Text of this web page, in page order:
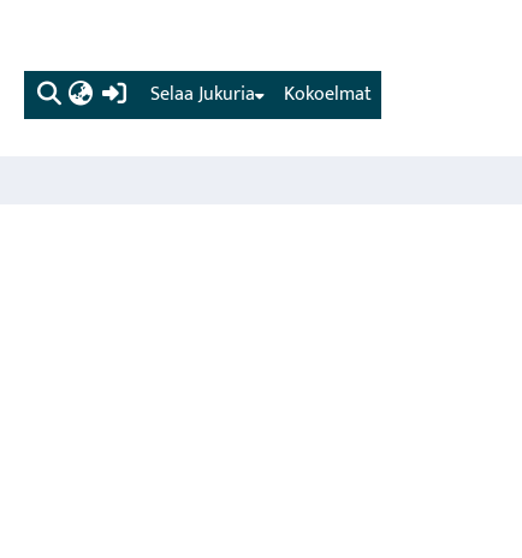
(current) Kokoelmat
Selaa Jukuria